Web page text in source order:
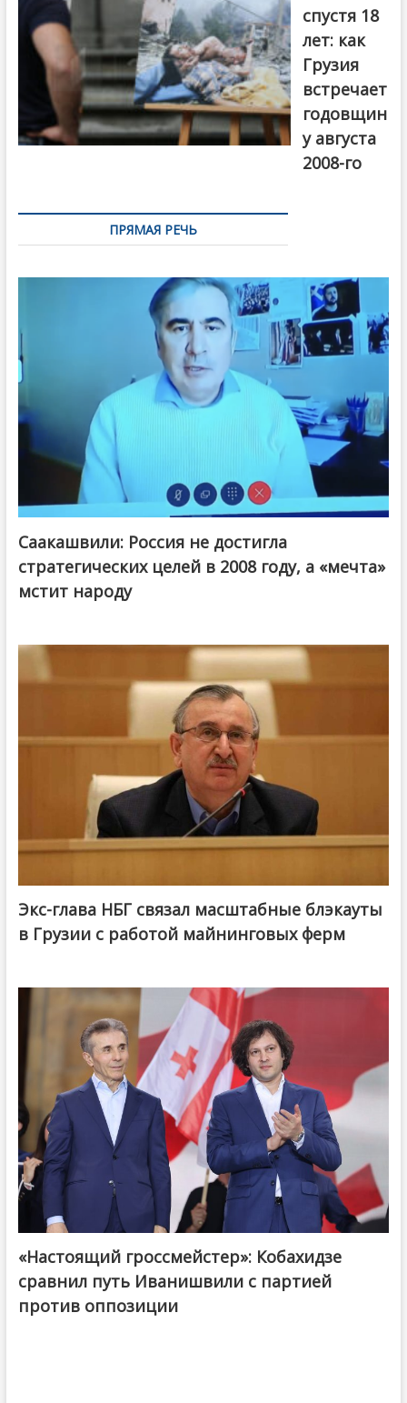
спустя 18
лет: как
Грузия
встречает
годовщин
у августа
2008-го
ПРЯМАЯ РЕЧЬ
Саакашвили: Россия не достигла
стратегических целей в 2008 году, а «мечта»
мстит народу
Экс-глава НБГ связал масштабные блэкауты
в Грузии с работой майнинговых ферм
@ქართული ოცნება / Georgian Dream
«Настоящий гроссмейстер»: Кобахидзе
сравнил путь Иванишвили с партией
против оппозиции